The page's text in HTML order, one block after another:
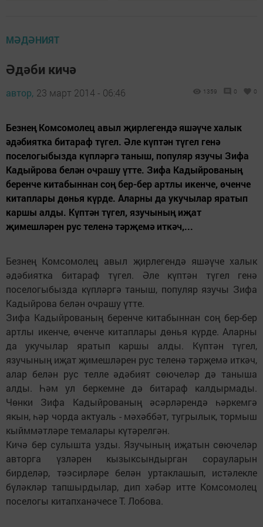
МӘДӘНИЯТ
Әдәби кичә
автор, 23 март 2014 - 06:46 1359 0 0
Безнең Комсомолец авыл җирлегендә яшәүче халык
әдәбиятка битараф түгел. Әле күптән түгел генә
поселогыбызда күпләргә таныш, популяр язучы Зифа
Кадыйрова белән очрашу үтте. Зифа Кадыйрованың
беренче китабыннан соң бер-бер артлы икенче, өченче
китаплары дөнья күрде. Аларны да укучылар яратып
каршы алды. Күптән түгел, язучының иҗат
җимешләрен рус теленә тәрҗемә иткәч,...
Безнең Комсомолец авыл җирлегендә яшәүче халык
әдәбиятка битараф түгел. Әле күптән түгел генә
поселогыбызда күпләргә таныш, популяр язучы Зифа
Кадыйрова белән очрашу үтте.
Зифа Кадыйрованың беренче китабыннан соң бер-бер
артлы икенче, өченче китаплары дөнья күрде. Аларны
да укучылар яратып каршы алды. Күптән түгел,
язучының иҗат җимешләрен рус теленә тәрҗемә иткәч,
алар белән рус телле әдәбият сөючеләр дә таныша
алды. Һәм ул беркемне дә битараф калдырмады.
Чөнки Зифа Кадыйрованың әсәрләрендә һәркемгә
якын, һәр чорда актуаль - мәхәббәт, тугрылык, тормыш
кыйммәтләре темалары күтәрелгән.
Кичә бер сулышта узды. Язучының иҗатын сөючеләр
авторга үзләрен кызыксындырган сорауларын
бирделәр, тәэсирләре белән уртаклашып, истәлекле
бүләкләр тапшырдылар, дип хәбәр итте Комсомолец
поселогы китапханәчесе Т. Лобова.